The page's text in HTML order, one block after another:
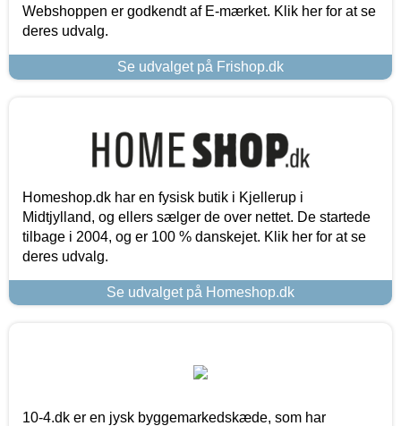
Webshoppen er godkendt af E-mærket. Klik her for at se
deres udvalg.
Se udvalget på Frishop.dk
Homeshop.dk har en fysisk butik i Kjellerup i
Midtjylland, og ellers sælger de over nettet. De startede
tilbage i 2004, og er 100 % danskejet. Klik her for at se
deres udvalg.
Se udvalget på Homeshop.dk
10-4.dk er en jysk byggemarkedskæde, som har